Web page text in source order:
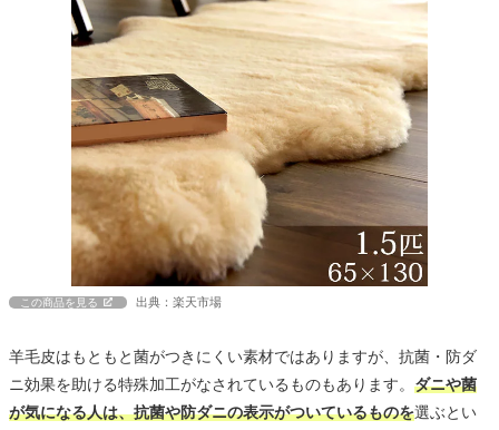
この商品を見る 出典：楽天市場
羊毛皮はもともと菌がつきにくい素材ではありますが、抗菌・防ダ
ニ効果を助ける特殊加工がなされているものもあります。 ダニや菌
が気になる人は、抗菌や防ダニの表示がついているものを選ぶとい